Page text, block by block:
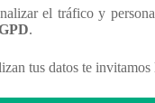
el tráfico y
.
tus datos te invitamos